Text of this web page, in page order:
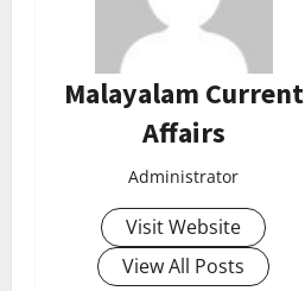
Malayalam Current
Affairs
Administrator
Visit Website
View All Posts